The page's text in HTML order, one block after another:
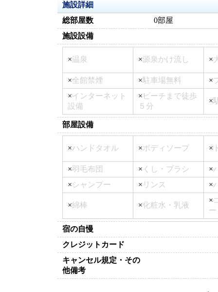
施設詳細
総部屋数
0部屋
施設設備
×温泉 ×源泉かけ流し ×
×全館禁煙 ×駐車場無料 ×
×インターネット
設備
× ビーチまで徒歩
５分
×
部屋設備
×ハンドタオル ×ボディソープ ×
×羽毛布団 × くし・ブラシ ×
×シャンプー × リンス ×
×綿棒 ×化粧水・乳液
×
ー
宿の自慢
クレジットカード
キャンセル規定・その
他備考